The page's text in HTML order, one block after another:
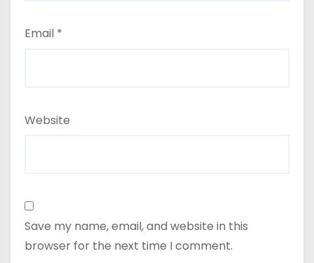
Email *
Website
Save my name, email, and website in this
browser for the next time I comment.